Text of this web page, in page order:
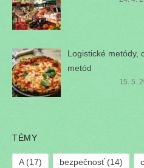
Logistické metódy,
metód
15. 5.
TÉMY
A(17) bezpečnosť(14)